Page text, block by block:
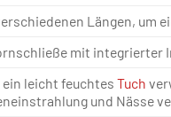
Längen, um
mit integrierter
ein leicht feuchtes Tuch
und Nässe